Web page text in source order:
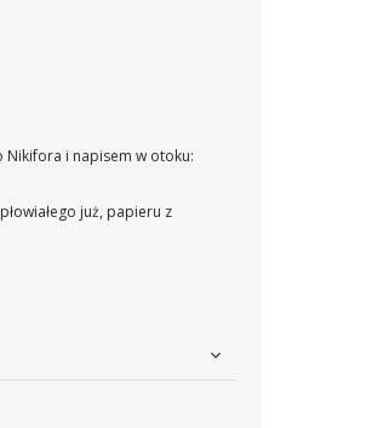
Nikifora i napisem w otoku:
już, papieru z